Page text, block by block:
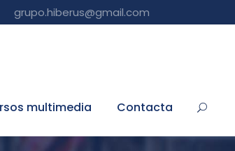
grupo.hiberus@gmail.com
multimedia Contacta